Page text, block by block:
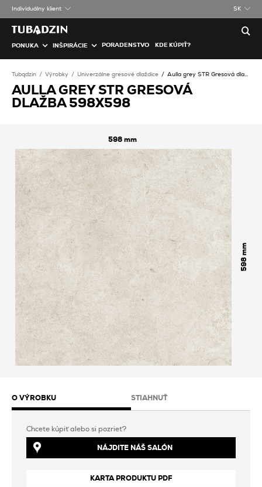
Individuálny klient SK
PONUKA INŠPIRÁCIE PORADENSTVO KDE KÚPIŤ?
Tubądzin Výrobky Univerzálne gresové dlaždice Aulla grey STR Gresová dlažba
AULLA GREY STR GRESOVÁ
DLAŽBA 598X598
598
598
O VÝROBKU STIAHNUŤ
Chcete kúpiť alebo si pozrieť?
NÁJDITE NÁŠ SALÓN
KARTA PRODUKTU PDF